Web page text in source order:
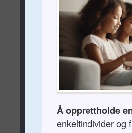
Å opprettholde
enkeltindivider og